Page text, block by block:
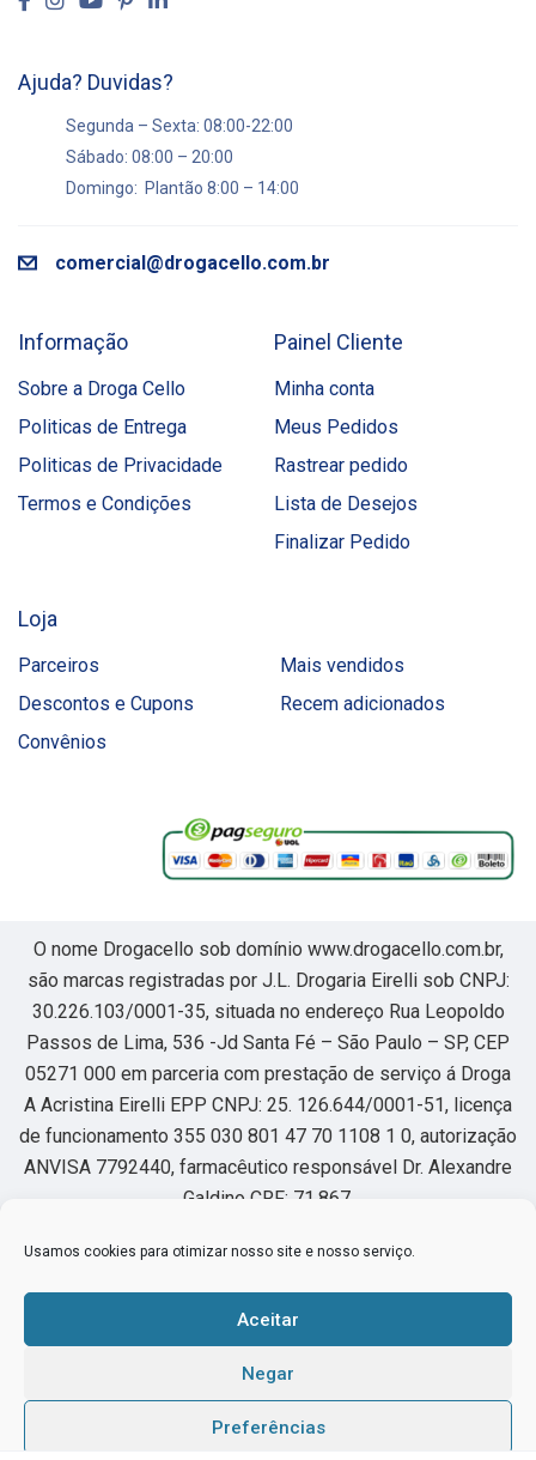
Usamos cookies para otimizar nosso site e nosso serviço.
Aceitar
Negar
Preferências
Ajuda? Duvidas?
Segunda – Sexta: 08:00-22:00
Sábado: 08:00 – 20:00
Domingo: Plantão 8:00 – 14:00
comercial@drogacello.com.br
Informação
Sobre a Droga Cello
Politicas de Entrega
Politicas de Privacidade
Termos e Condições
Painel Cliente
Minha conta
Meus Pedidos
Rastrear pedido
Lista de Desejos
Finalizar Pedido
Loja
Parceiros
Mais vendidos
Descontos e Cupons
Recem adicionados
Convênios
O nome Drogacello sob domínio www.drogacello.com.br,
são marcas registradas por J.L. Drogaria Eirelli sob CNPJ:
30.226.103/0001-35, situada no endereço Rua Leopoldo
Passos de Lima, 536 -Jd Santa Fé – São Paulo – SP, CEP
05271 000 em parceria com prestação de serviço á Droga
A Acristina Eirelli EPP CNPJ: 25. 126.644/0001-51, licença
de funcionamento 355 030 801 47 70 1108 1 0, autorização
ANVISA 7792440, farmacêutico responsável Dr. Alexandre
Galdino CRF: 71.867.
Horário de funcionamento segunda à sexta das 8:00 as
22hs, sábado das 8:00 as 18hs.
Os medicamentos sob prescrição médica só serão
dispensados mediante à apresentação da receita médica, a
qual deverá enviar para o e-mail contato@drogacello.com.br.